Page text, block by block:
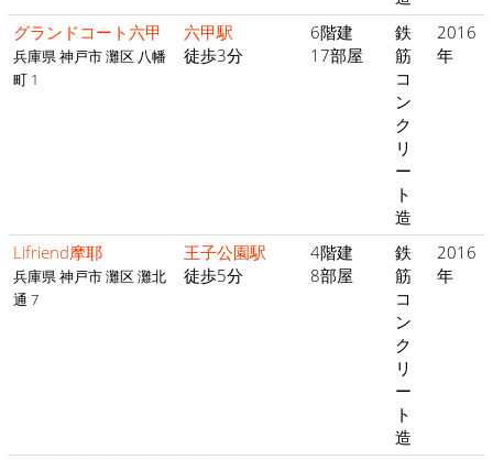
グランドコート六甲
兵庫県 神戸市 灘区 八幡
町 1
六甲駅
徒歩3分
6階建
17部屋
鉄
筋
コ
ン
ク
リ
ー
ト
造
2016
年
Lifriend摩耶
兵庫県 神戸市 灘区 灘北
通 7
王子公園駅
徒歩5分
4階建
8部屋
鉄
筋
コ
ン
ク
リ
ー
ト
造
2016
年